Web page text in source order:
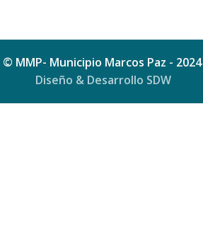
© MMP- Municipio Marcos Paz - 2024
Diseño & Desarrollo SDW